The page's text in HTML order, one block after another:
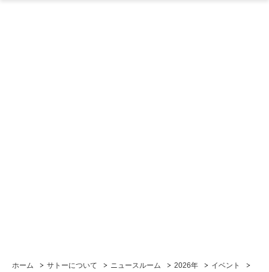
ホーム サトーについて ニュースルーム 2026年
イベント